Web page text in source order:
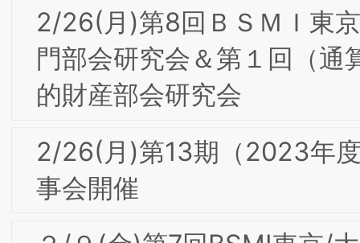
専門部会研究会「請負=OEM vs. 直販=
社ブランド：木村石鹸におけるEC時代
デザイン経営」
専門部会研究会「世界最大規模の行動パ
ターンデータアグリゲータ“SQREEM”の
テクノロジー」
【会員限定】2021年6月 第3回東京・大